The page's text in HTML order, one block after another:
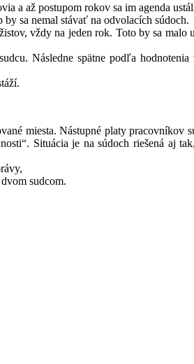
a až postupom rokov sa im agenda
sa nemal stávať na odvolacích súdoch.
vždy na jeden rok. Toto by sa malo
Následne spätne podľa
miesta. Nástupné platy pracovníkov
Situácia je na súdoch riešená aj
sudcom.